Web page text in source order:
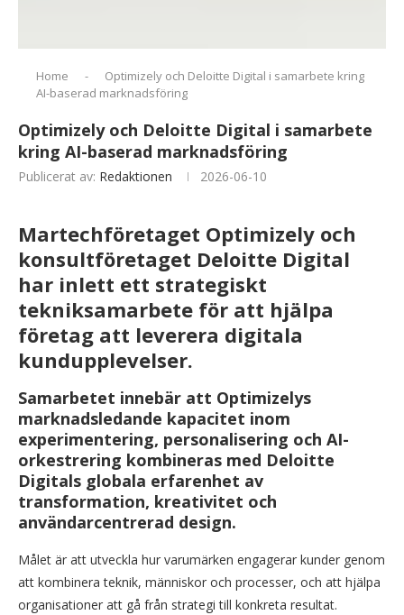
Home -
Optimizely och Deloitte Digital i samarbete kring
AI-baserad marknadsföring
Optimizely och Deloitte Digital i samarbete
kring AI-baserad marknadsföring
Publicerat av: Redaktionen 2026-06-10
Martechföretaget Optimizely och
konsultföretaget Deloitte Digital
har inlett ett strategiskt
tekniksamarbete för att hjälpa
företag att leverera digitala
kundupplevelser.
Samarbetet innebär att Optimizelys
marknadsledande kapacitet inom
experimentering, personalisering och AI-
orkestrering kombineras med Deloitte
Digitals globala erfarenhet av
transformation, kreativitet och
användarcentrerad design.
Målet är att utveckla hur varumärken engagerar kunder genom
att kombinera teknik, människor och processer, och att hjälpa
organisationer att gå från strategi till konkreta resultat.